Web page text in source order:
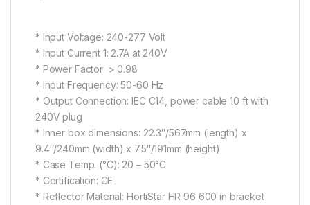
* Input Voltage: 240-277 Volt
* Input Current 1: 2.7A at 240V
* Power Factor: > 0.98
* Input Frequency: 50-60 Hz
* Output Connection: IEC C14, power cable 10 ft with
240V plug
* Inner box dimensions: 22.3″/567mm (length) x
9.4″/240mm (width) x 7.5″/191mm (height)
* Case Temp. (°C): 20 – 50°C
* Certification: CE
* Reflector Material: HortiStar HR 96 600 in bracket